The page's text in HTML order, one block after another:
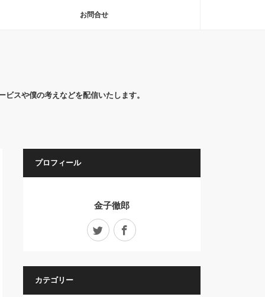
お問合せ
スや僕の考えなどを配信いたします。
プロフィール
金子徹郎
Twitter
カテゴリー